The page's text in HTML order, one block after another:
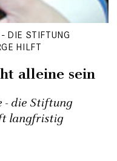
DIE STIFTUNG
HILFT
alleine sein
- die Stiftung
langfristig